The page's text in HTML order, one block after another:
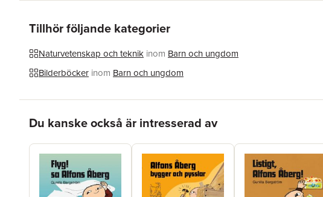
Tillhör följande kategorier
Naturvetenskap och teknik inom Barn och ungdom
Bilderböcker inom Barn och ungdom
Du kanske också är intresserad av